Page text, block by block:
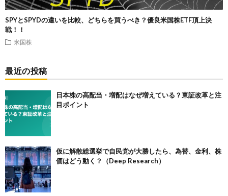
SPYとSPYDの違いを比較、どちらを買うべき？優良米国株ETF頂上決
戦！！
米国株
最近の投稿
日本株の高配当・増配はなぜ増えている？東証改革と注
目ポイント
仮に解散総選挙で自民党が大勝したら、為替、金利、株
価はどう動く？（Deep Research）